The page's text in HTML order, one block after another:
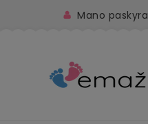
Mano paskyra